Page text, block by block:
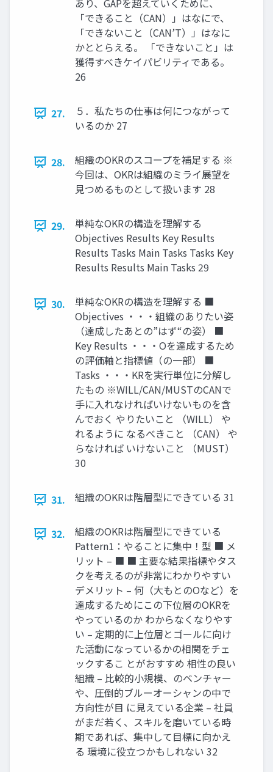
あり、GAPを超えていくために、
「できること（CAN）」はなにで、
「できないこと（CAN’T）」はなに
かととらえる。 「できないこと」は
獲得すべきケイパビリティである。
26
27.
５．私たちの仕事は何につながって
いるのか 27
28.
組織のOKRのスコープを補足する ※
今回は、OKRは組織のミライ展望を
見つめるものとして扱います 28
29.
単純なOKRの構造を理解する
Objectives Results Key Results
Results Tasks Main Tasks Tasks Key
Results Results Main Tasks 29
30.
単純なOKRの構造を理解する ■
Objectives ・・・組織のありたい姿
（達成したあとの”はず“の姿） ■
Key Results ・・・Oを達成するため
の評価軸と指標値（の一部） ■
Tasks ・・・KRを実行単位に分解し
たもの ※WILL/CAN/MUSTのCANで
手に入れなければいけないものを含
んでおく やりたいこと （WILL） や
れるように なるべきこと （CAN） や
らなければ いけないこと （MUST）
30
31. 組織のOKRは階層型にできている 31
32.
組織のOKRは階層型にできている
Pattern1：やることに集中！型 ■ メ
リット – ■ ■ 主要な結果指標やタス
クを考えるのが非常にわかりやすい
デメリット – 何（大もとのOなど）を
達成するためにこの下位層のOKRを
やっているのか わからなくなりやす
い – 定期的に上位層とゴールに向け
た活動になっているかの相関をチェ
ックするこ とがおすすめ 相性の良い
組織 – 比較的小規模、のベンチャー
や、圧倒的ブルーオーシャンの中で
方向性が目 に見えている企業 – 社員
がまだ若く、スキルを磨いている時
期であれば、集中して目標に向かえ
る 環境に役立つかもしれない 32